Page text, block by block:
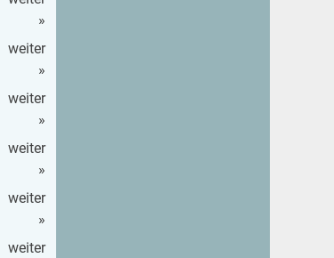
»
wei­ter
»
wei­ter
»
wei­ter
»
wei­ter
»
wei­ter